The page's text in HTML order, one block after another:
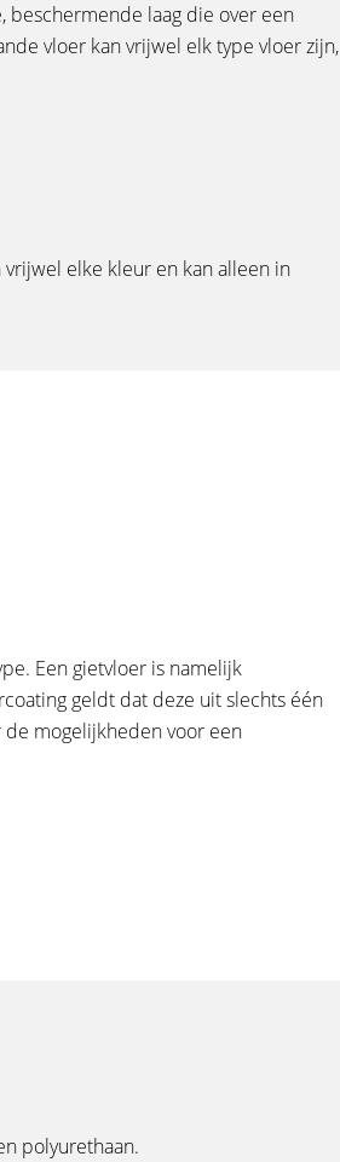
beschermende laag die over een
vloer kan vrijwel elk type vloer zijn,
elke kleur en kan alleen in
Een gietvloer is namelijk
geldt dat deze uit slechts één
de mogelijkheden voor een
polyurethaan.